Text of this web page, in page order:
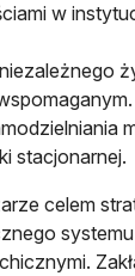
w
stacjonarnej.
celem